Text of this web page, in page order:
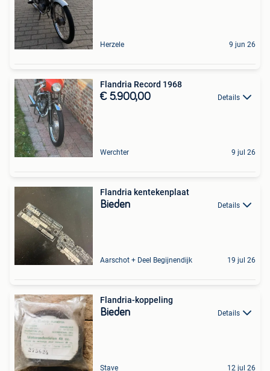
Herzele 9 jun 26
Flandria Record 1968
€ 5.900,00 Details
Werchter 9 jul 26
Flandria kentekenplaat
Bieden Details
Aarschot + Deel Begijnendijk 19 jul 26
Flandria-koppeling
Bieden Details
Stave 12 jul 26